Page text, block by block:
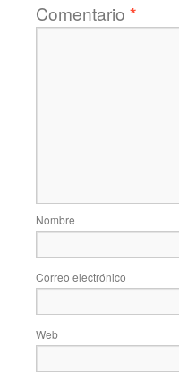
Comentario *
Nombre
Correo electrónico
Web